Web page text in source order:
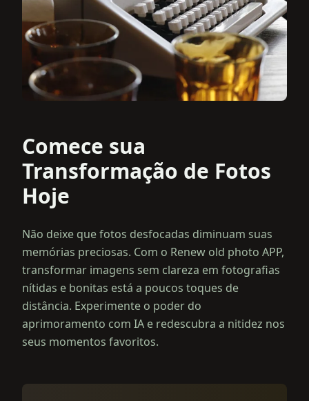
Comece sua
Transformação de Fotos
Hoje
Não deixe que fotos desfocadas diminuam suas
memórias preciosas. Com o Renew old photo APP,
transformar imagens sem clareza em fotografias
nítidas e bonitas está a poucos toques de
distância. Experimente o poder do
aprimoramento com IA e redescubra a nitidez nos
seus momentos favoritos.